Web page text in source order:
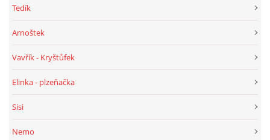
Tedík
Arnoštek
Vavřík - Kryštůfek
Elinka - plzeňačka
Sisi
Nemo